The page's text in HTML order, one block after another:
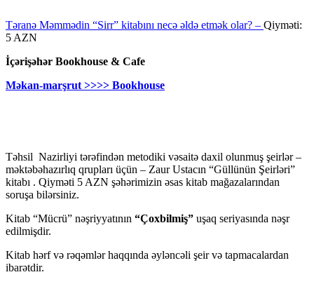
Təranə Məmmədin “Sirr” kitabını necə əldə etmək olar? – Qiyməti:
5 AZN
İçərişəhər Bookhouse & Cafe
Məkan-marşrut >>>> Bookhouse
Təhsil Nazirliyi tərəfindən metodiki vəsaitə daxil olunmuş şeirlər –
məktəbəhazırlıq qrupları üçün – Zaur Ustacın “Güllünün Şeirləri”
kitabı . Qiyməti 5 AZN şəhərimizin əsas kitab mağazalarından
soruşa bilərsiniz.
Kitab “Mücrü” nəşriyyatının “Çoxbilmiş” uşaq seriyasında nəşr
edilmişdir.
Kitab hərf və rəqəmlər haqqında əyləncəli şeir və tapmacalardan
ibarətdir.